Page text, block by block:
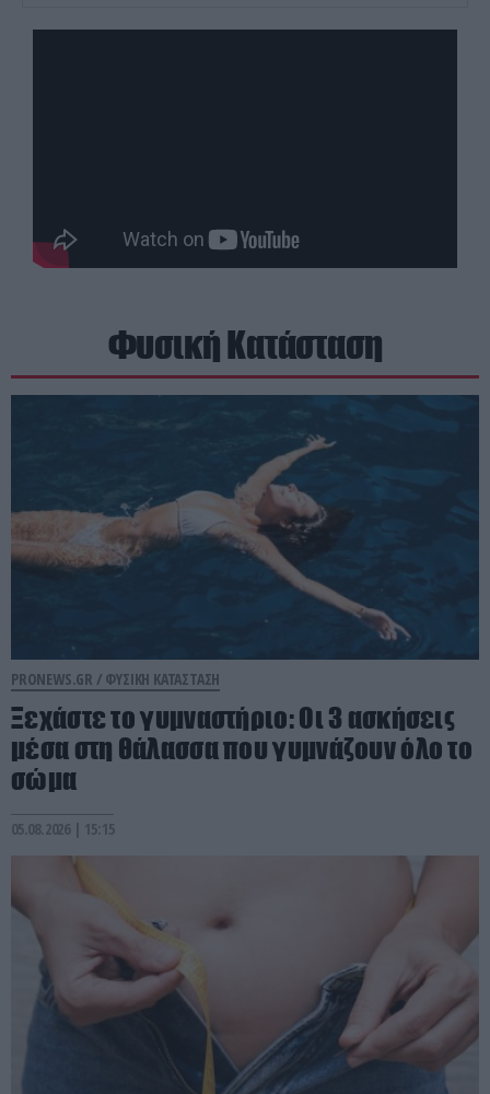
Φυσική Κατάσταση
PRONEWS.GR / ΦΥΣΙΚΗ ΚΑΤΑΣΤΑΣΗ
Ξεχάστε το γυμναστήριο: Οι 3 ασκήσεις
μέσα στη θάλασσα που γυμνάζουν όλο το
σώμα
05.08.2026 | 15:15